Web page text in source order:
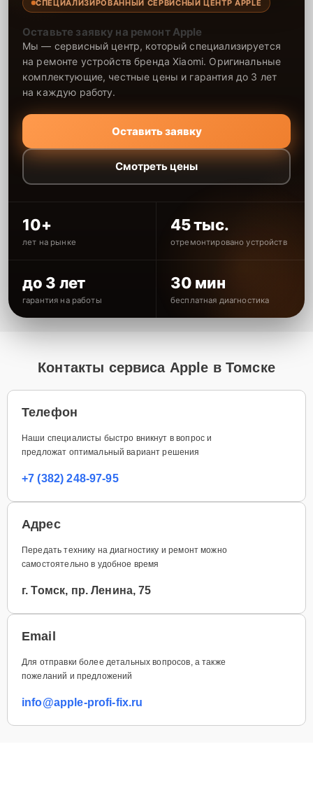
СПЕЦИАЛИЗИРОВАННЫЙ СЕРВИСНЫЙ ЦЕНТР APPLE
Оставьте заявку на ремонт Apple
Мы — сервисный центр, который специализируется
на ремонте устройств бренда Xiaomi. Оригинальные
комплектующие, честные цены и гарантия до 3 лет
на каждую работу.
Оставить заявку
Смотреть цены
10+
лет на рынке
45 тыс.
отремонтировано устройств
до 3 лет
гарантия на работы
30 мин
бесплатная диагностика
Контакты сервиса Apple в Томске
Телефон
Наши специалисты быстро вникнут в вопрос и
предложат оптимальный вариант решения
+7 (382) 248-97-95
Адрес
Передать технику на диагностику и ремонт можно
самостоятельно в удобное время
г. Томск, пр. Ленина, 75
Email
Для отправки более детальных вопросов, а также
пожеланий и предложений
info@apple-profi-fix.ru